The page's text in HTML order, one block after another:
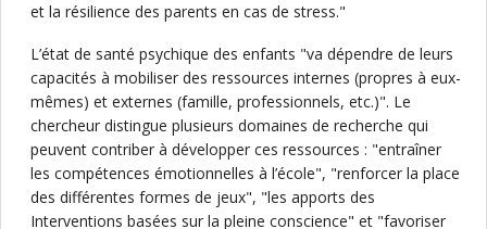
et la résilience des parents en cas de stress."
L’état de santé psychique des enfants "va dépendre de leurs
capacités à mobiliser des ressources internes (propres à eux-
mêmes) et externes (famille, professionnels, etc.)". Le
chercheur distingue plusieurs domaines de recherche qui
peuvent contriber à développer ces ressources : "entraîner
les compétences émotionnelles à l’école", "renforcer la place
des différentes formes de jeux", "les apports des
Interventions basées sur la pleine conscience" et "favoriser